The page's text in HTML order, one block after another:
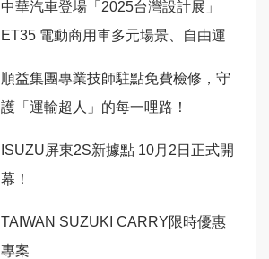
中華汽車登場「2025台灣設計展」
ET35 電動商用車多元場景、自由運
順益集團專業技師駐點免費檢修，守
護「運輸超人」的每一哩路！
ISUZU屏東2S新據點 10月2日正式開
幕！
TAIWAN SUZUKI CARRY限時優惠
專案